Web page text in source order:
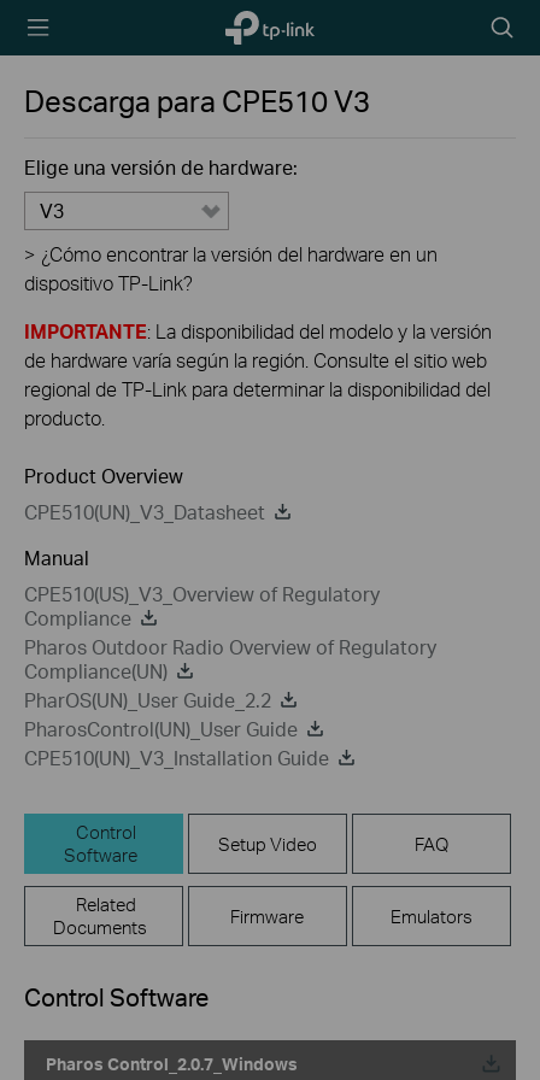
TP-Link,
Reliably
icon
Descarga para CPE510V3
Elige una versión de hardware:
V3
> ¿Cómo encontrar la versión del hardware en un
dispositivo TP-Link?
IMPORTANTE: La disponibilidad del modelo y la versión
de hardware varía según la región. Consulte el sitio web
regional de TP-Link para determinar la disponibilidad del
producto.
Product Overview
CPE510(UN)_V3_Datasheet
Manual
CPE510(US)_V3_Overview of Regulatory
Compliance
Pharos Outdoor Radio Overview of Regulatory
Compliance(UN)
PharOS(UN)_User Guide_2.2
PharosControl(UN)_User Guide
CPE510(UN)_V3_Installation Guide
Control
Software
Setup Video FAQ
Related
Documents
Firmware Emulators
Control Software
Pharos Control_2.0.7_Windows